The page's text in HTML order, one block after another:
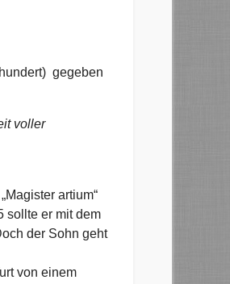
gegeben
voller
artium“
sollte er mit dem
der Sohn geht
von einem